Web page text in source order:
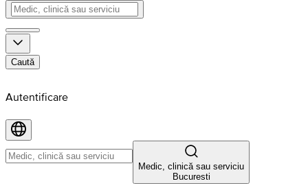
Caută
Autentificare
Medic, clinică sau serviciu
Bucuresti